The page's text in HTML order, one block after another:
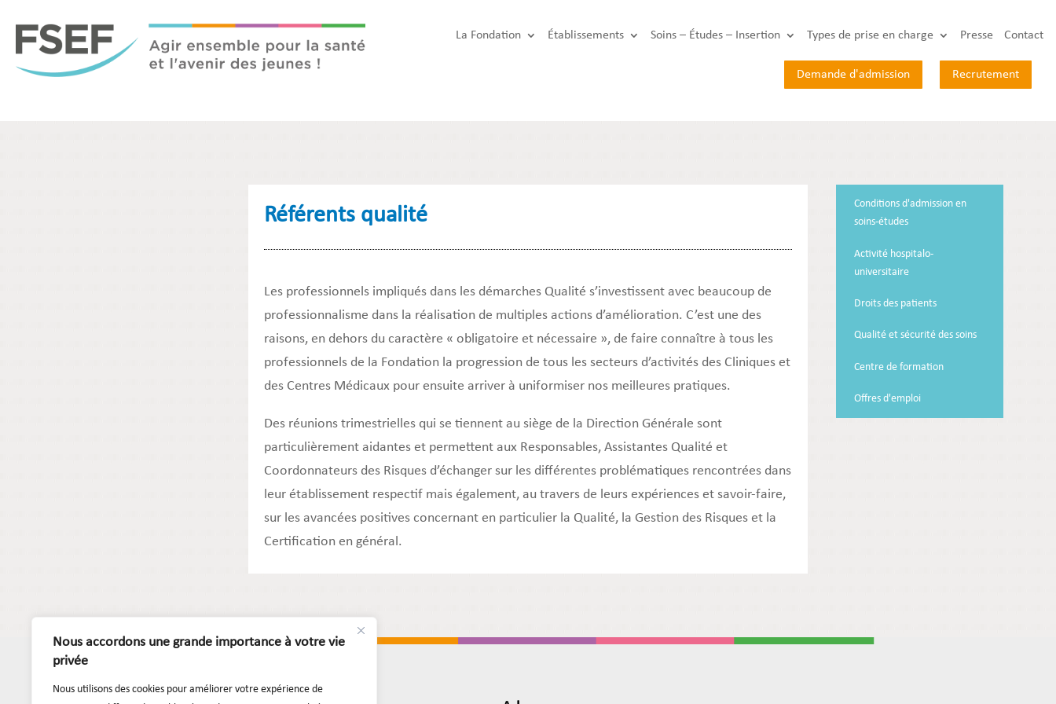
Nous accordons une grande importance à votre vie
privée
Nous utilisons des cookies pour améliorer votre expérience de
La Fondation Établissements Soins – Études – Insertion Types de prise en charge Presse Contact
Demande d'admission Recrutement
Référents qualité
Les professionnels impliqués dans les démarches Qualité s’investissent avec beaucoup de
professionnalisme dans la réalisation de multiples actions d’amélioration. C’est une des
raisons, en dehors du caractère « obligatoire et nécessaire », de faire connaître à tous les
professionnels de la Fondation la progression de tous les secteurs d’activités des Cliniques et
des Centres Médicaux pour ensuite arriver à uniformiser nos meilleures pratiques.
Des réunions trimestrielles qui se tiennent au siège de la Direction Générale sont
particulièrement aidantes et permettent aux Responsables, Assistantes Qualité et
Coordonnateurs des Risques d’échanger sur les différentes problématiques rencontrées dans
leur établissement respectif mais également, au travers de leurs expériences et savoir-faire,
sur les avancées positives concernant en particulier la Qualité, la Gestion des Risques et la
Certification en général.
Conditions d'admission en
soins-études
Activité hospitalo-
universitaire
Droits des patients
Qualité et sécurité des soins
Centre de formation
Offres d'emploi